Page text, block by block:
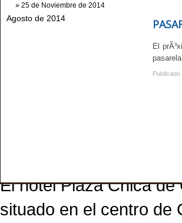
» 25 de Noviembre de 2014
Agosto de 2014
El
El hotel Plaza Chica
situado en el centro de